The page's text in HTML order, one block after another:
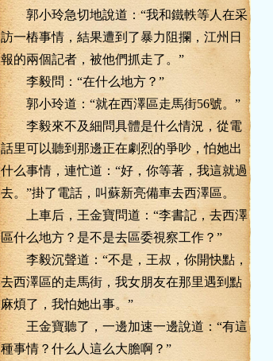
郭小玲急切地說道：“我和鐵軼等人在采
訪一樁事情，結果遭到了暴力阻攔，江州日
報的兩個記者，被他們抓走了。”
李毅問：“在什么地方？”
郭小玲道：“就在西澤區走馬街56號。”
李毅來不及細問具體是什么情況，從電
話里可以聽到那邊正在劇烈的爭吵，怕她出
什么事情，連忙道：“好，你等著，我這就過
去。”掛了電話，叫蘇新亮備車去西澤區。
上車后，王金寶問道：“李書記，去西澤
區什么地方？是不是去區委視察工作？”
李毅沉聲道：“不是，王叔，你開快點，
去西澤區的走馬街，我女朋友在那里遇到點
麻煩了，我怕她出事。”
王金寶聽了，一邊加速一邊說道：“有這
種事情？什么人這么大膽啊？”